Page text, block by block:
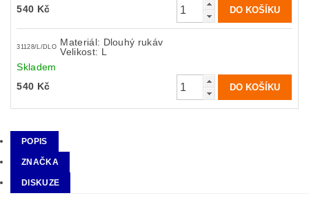
540 Kč
31128/L/DLO
Materiál: Dlouhý rukáv
Velikost: L
Skladem
540 Kč
POPIS
ZNAČKA
DISKUZE